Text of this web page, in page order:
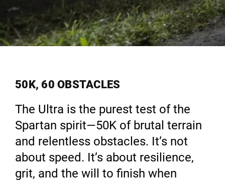
50K, 60 OBSTACLES
The Ultra is the purest test of the
Spartan spirit—50K of brutal terrain
and relentless obstacles. It’s not
about speed. It’s about resilience,
grit, and the will to finish when